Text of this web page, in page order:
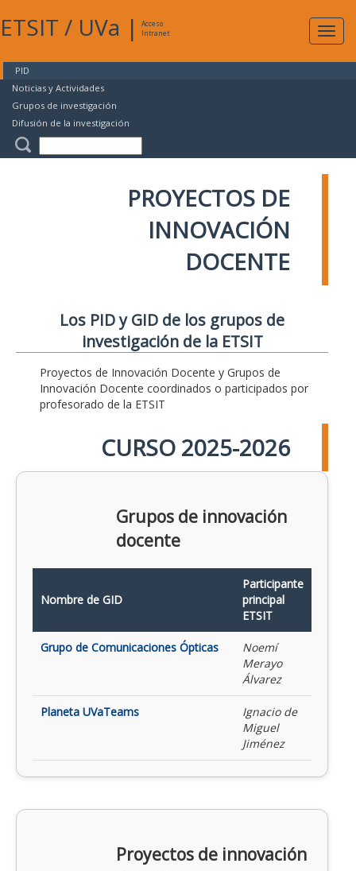
ETSIT / UVa |
Acceso
Intranet
PID
Noticias y Actividades
Grupos de investigación
Difusión de la investigación
PROYECTOS DE
INNOVACIÓN
DOCENTE
Los PID y GID de los grupos de
investigación de la ETSIT
Proyectos de Innovación Docente y Grupos de
Innovación Docente coordinados o participados por
profesorado de la ETSIT
CURSO 2025-2026
Grupos de innovación
docente
Nombre de GID
Participante
principal
ETSIT
Grupo de Comunicaciones Ópticas
Noemí
Merayo
Álvarez
Planeta UVaTeams
Ignacio de
Miguel
Jiménez
Proyectos de innovación